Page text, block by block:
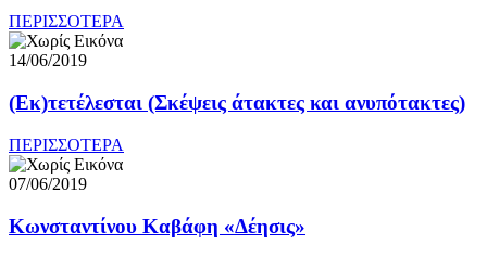
ΠΕΡΙΣΣΟΤΕΡΑ
14/06/2019
(Εκ)τετέλεσται (Σκέψεις άτακτες και ανυπότακτες)
ΠΕΡΙΣΣΟΤΕΡΑ
07/06/2019
Κωνσταντίνου Καβάφη «Δέησις»